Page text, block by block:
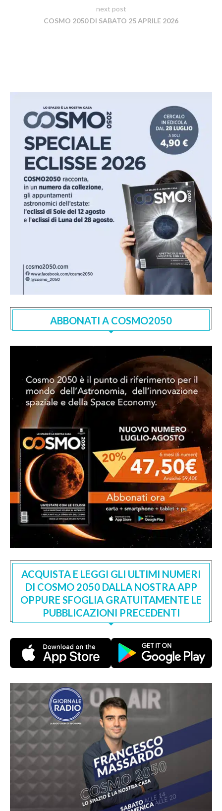
next post
COSMO 2050 DI SABATO 25 APRILE 2026
ABBONATI A COSMO2050
ACQUISTA E LEGGI GLI ULTIMI NUMERI
DI COSMO 2050 DALLA NOSTRA APP
OPPURE SFOGLIA GRATUITAMENTE LE
PUBBLICAZIONI PRECEDENTI